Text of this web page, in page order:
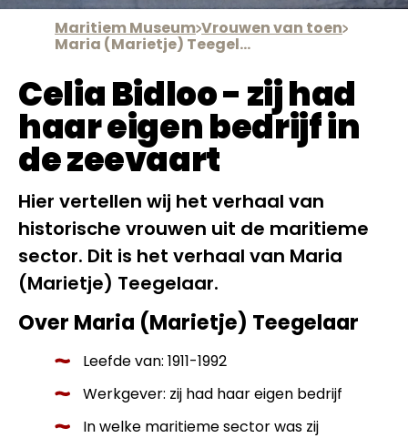
Maritiem Museum Vrouwen van toen
Maria (Marietje) Teegelaar
Celia Bidloo - zij had
haar eigen bedrijf in
de zeevaart
Hier vertellen wij het verhaal van
historische vrouwen uit de maritieme
sector. Dit is het verhaal van Maria
(Marietje) Teegelaar.
Over Maria (Marietje) Teegelaar
Leefde van: 1911-1992
Werkgever: zij had haar eigen bedrijf
In welke maritieme sector was zij